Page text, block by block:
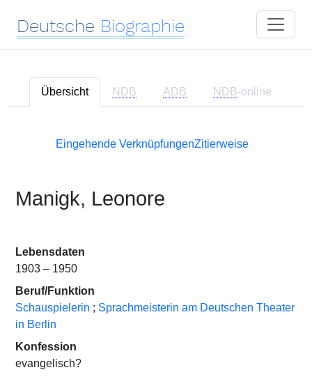
Deutsche Biographie
Übersicht NDB ADB NDB-online
Eingehende VerknüpfungenZitierweise
Manigk, Leonore
Lebensdaten
1903 – 1950
Beruf/Funktion
Schauspielerin ; Sprachmeisterin am Deutschen Theater
in Berlin
Konfession
evangelisch?